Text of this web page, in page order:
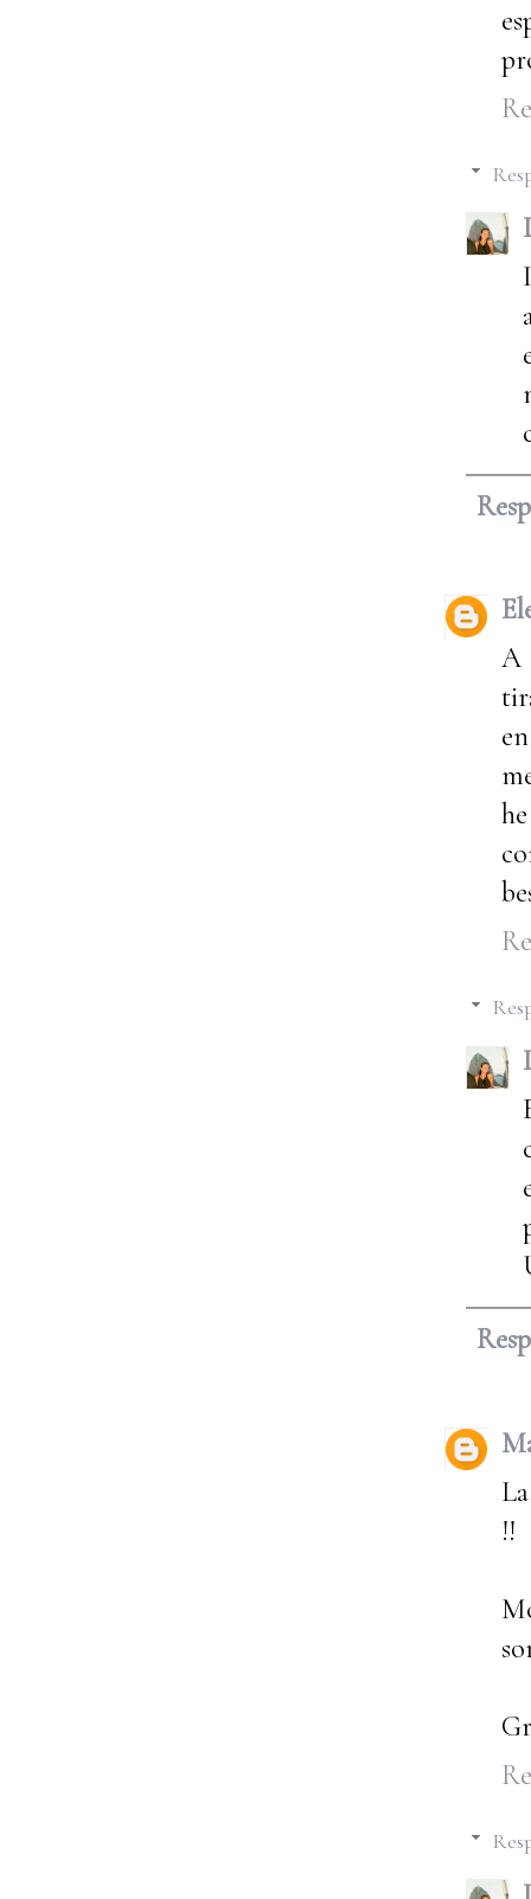
A
!!